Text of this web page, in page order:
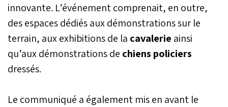
innovante. L’événement comprenait, en outre,
des espaces dédiés aux démonstrations sur le
terrain, aux exhibitions de la cavalerie ainsi
qu’aux démonstrations de chiens policiers
dressés.
Le communiqué a également mis en avant le